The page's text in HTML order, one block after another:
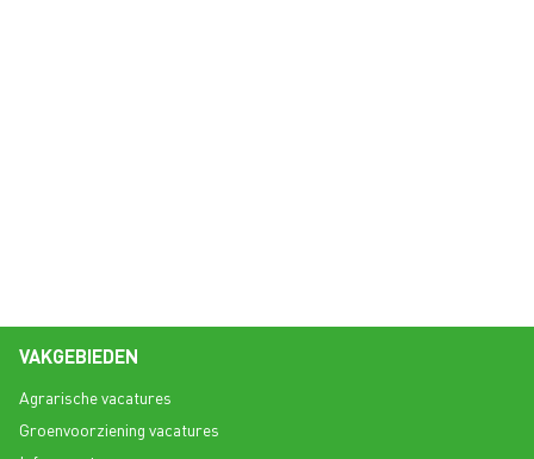
VAKGEBIEDEN
Agrarische vacatures
Groenvoorziening vacatures